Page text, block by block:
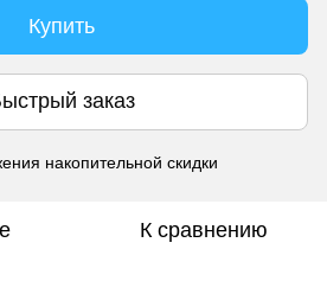
Купить
заказ
накопительной скидки
К сравнению